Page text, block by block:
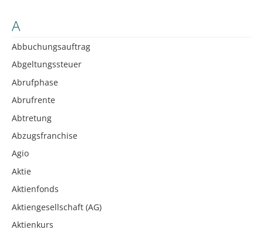
A
Abbuchungsauftrag
Abgeltungssteuer
Abrufphase
Abrufrente
Abtretung
Abzugsfranchise
Agio
Aktie
Aktienfonds
Aktiengesellschaft (AG)
Aktienkurs